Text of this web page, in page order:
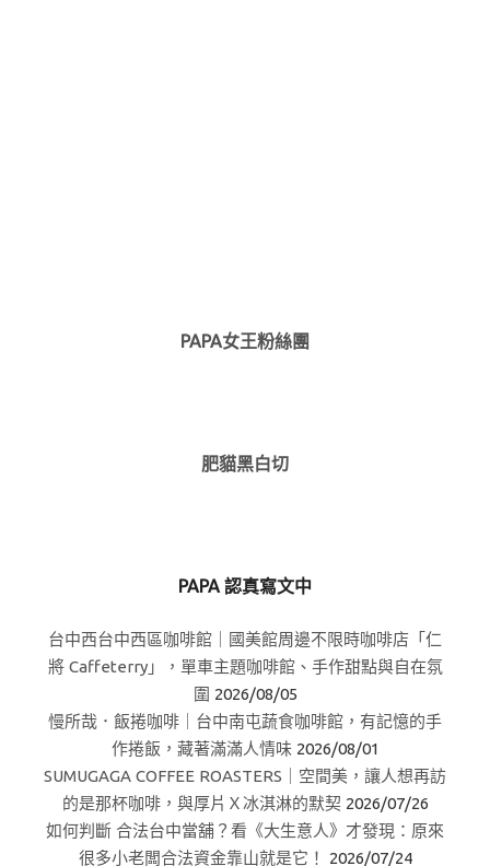
PAPA女王粉絲團
肥貓黑白切
PAPA 認真寫文中
台中西台中西區咖啡館｜國美館周邊不限時咖啡店「仁
將 Caffeterry」，單車主題咖啡館、手作甜點與自在氛
圍 2026/08/05
慢所哉．飯捲咖啡｜台中南屯蔬食咖啡館，有記憶的手
作捲飯，藏著滿滿人情味 2026/08/01
SUMUGAGA COFFEE ROASTERS｜空間美，讓人想再訪
的是那杯咖啡，與厚片Ｘ冰淇淋的默契 2026/07/26
如何判斷 合法台中當舖？看《大生意人》才發現：原來
很多小老闆合法資金靠山就是它！
2026/07/24